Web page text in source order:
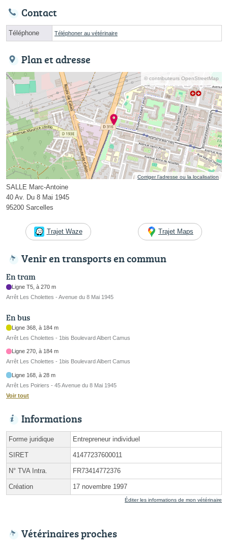
Contact
Téléphone Téléphoner au vétérinaire
Plan et adresse
© contributeurs OpenStreetMap
Corriger l’adresse ou la localisation
SALLE Marc-Antoine
40 Av. Du 8 Mai 1945
95200 Sarcelles
Trajet Waze Trajet Maps
Venir en transports en commun
En tram
Ligne T5, à 270 m
Arrêt Les Cholettes - Avenue du 8 Mai 1945
En bus
Ligne 368, à 184 m
Arrêt Les Cholettes - 1bis Boulevard Albert Camus
Ligne 270, à 184 m
Arrêt Les Cholettes - 1bis Boulevard Albert Camus
Ligne 168, à 28 m
Arrêt Les Poiriers - 45 Avenue du 8 Mai 1945
Voir tout
Informations
Forme juridique Entrepreneur individuel
SIRET 41477237600011
N° TVA Intra. FR73414772376
Création 17 novembre 1997
Éditer les informations de mon vétérinaire
Vétérinaires proches